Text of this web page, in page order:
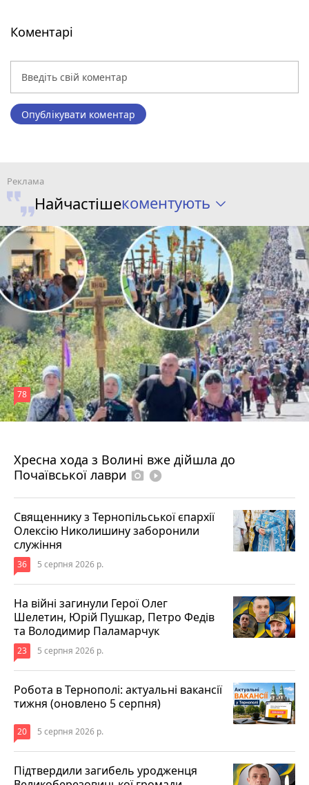
Коментарі
Опублікувати коментар
Найчастішекоментують
Хресна хода з Волині вже дійшла до
Почаївської лаври photo_camera play_circle_filled
78
Священнику з Тернопільської єпархії
Олексію Николишину заборонили
служіння
36 5 серпня 2026 р.
На війні загинули Герої Олег
Шелетин, Юрій Пушкар, Петро Федів
та Володимир Паламарчук
23 5 серпня 2026 р.
Робота в Тернополі: актуальні вакансії
тижня (оновлено 5 серпня)
20 5 серпня 2026 р.
Підтвердили загибель уродженця